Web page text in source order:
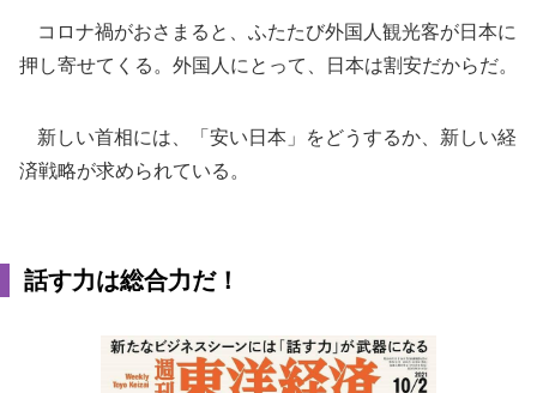
コロナ禍がおさまると、ふたたび外国人観光客が日本に
押し寄せてくる。外国人にとって、日本は割安だからだ。
新しい首相には、「安い日本」をどうするか、新しい経
済戦略が求められている。
話す力は総合力だ！